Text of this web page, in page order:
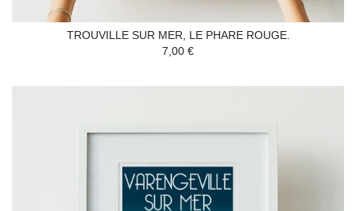
TROUVILLE SUR MER, LE PHARE ROUGE.
7,00 €